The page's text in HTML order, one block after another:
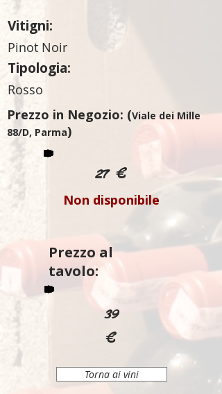
Vitigni:
Pinot Noir
Tipologia:
Rosso
Prezzo in Negozio: (Viale dei Mille
88/D, Parma)
27 €
Non disponibile
Prezzo al
tavolo:
39
€
Torna ai vini